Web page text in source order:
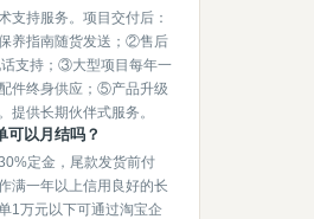
支持服务。项目交付后：
养指南随货发送；②售后
支持；③大型项目每年一
件终身供应；⑤产品升级
提供长期伙伴式服务。
可以月结吗？
定金，尾款发货前付
满一年以上信用良好的长
1万元以下可通过淘宝企